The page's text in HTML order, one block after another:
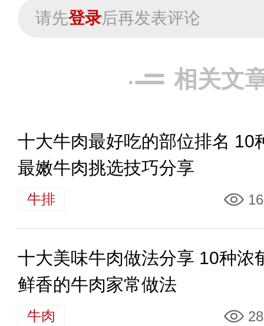
请先登录后再发表评论
相关文
十大牛肉最好吃的部位排名 10
最嫩牛肉挑选技巧分享
牛排
十大美味牛肉做法分享 10种浓
鲜香的牛肉家常做法
牛肉